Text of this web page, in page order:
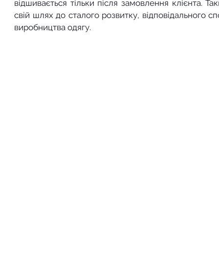
відшивається тільки після замовлення клієнта.
свій шлях до сталого розвитку, відповідального
виробництва одягу.